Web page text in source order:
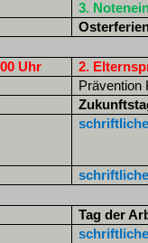
3.
Uhr 2.
Prävention
Tag der